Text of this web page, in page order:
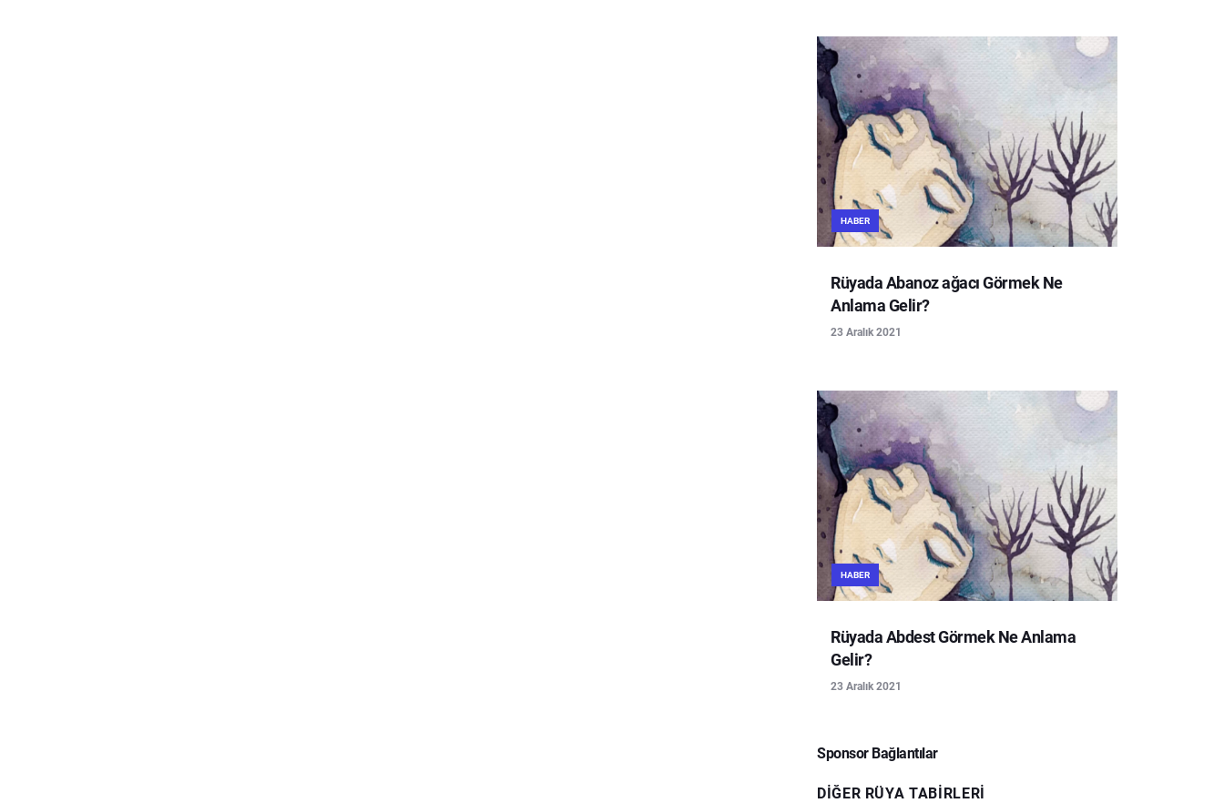
HABER
Rüyada Abanoz ağacı Görmek Ne
Anlama Gelir?
23 Aralık 2021
HABER
Rüyada Abdest Görmek Ne Anlama
Gelir?
23 Aralık 2021
Sponsor Bağlantılar
DIĞER RÜYA TABIRLERI